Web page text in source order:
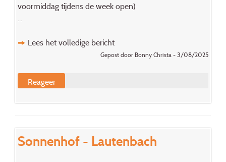
voormiddag tijdens de week open)
Lees het volledige bericht
Gepost door Bonny Christa - 3/08/2025
Reageer
Sonnenhof - Lautenbach